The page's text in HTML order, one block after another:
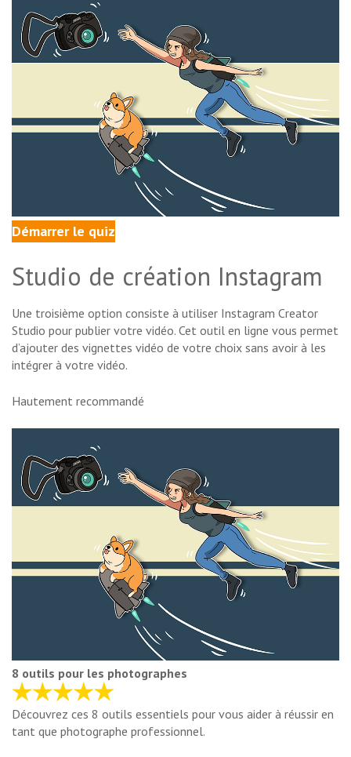
Démarrer le quiz
Studio de création Instagram
Une troisième option consiste à utiliser Instagram Creator
Studio pour publier votre vidéo. Cet outil en ligne vous permet
d’ajouter des vignettes vidéo de votre choix sans avoir à les
intégrer à votre vidéo.
Hautement recommandé
8 outils pour les photographes
Découvrez ces 8 outils essentiels pour vous aider à réussir en
tant que photographe professionnel.